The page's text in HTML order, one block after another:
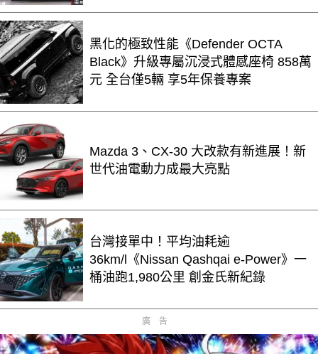
黑化的極致性能《Defender OCTA
Black》升級專屬沉浸式體感座椅 858萬
元 全台僅5輛 享5年保養專案
Mazda 3、CX-30 大改款有新進展！新
世代油電動力成最大亮點
台灣接單中！平均油耗逾
36km/l《Nissan Qashqai e-Power》一
桶油跑1,980公里 創金氏新紀錄
廣告